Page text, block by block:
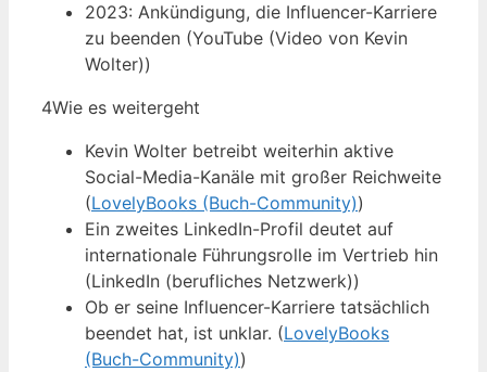
2023: Ankündigung, die Influencer-Karriere
zu beenden (YouTube (Video von Kevin
Wolter))
4Wie es weitergeht
Kevin Wolter betreibt weiterhin aktive
Social-Media-Kanäle mit großer Reichweite
(LovelyBooks (Buch-Community))
Ein zweites LinkedIn-Profil deutet auf
internationale Führungsrolle im Vertrieb hin
(LinkedIn (berufliches Netzwerk))
Ob er seine Influencer-Karriere tatsächlich
beendet hat, ist unklar. (LovelyBooks
(Buch-Community))